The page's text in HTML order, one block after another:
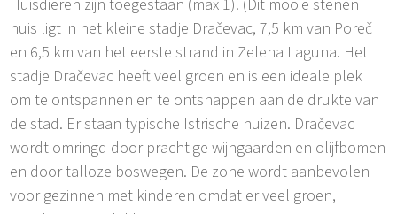
Huisdieren zijn toegestaan (max 1). (Dit mooie stenen
huis ligt in het kleine stadje Dračevac, 7,5 km van Poreč
en 6,5 km van het eerste strand in Zelena Laguna. Het
stadje Dračevac heeft veel groen en is een ideale plek
om te ontspannen en te ontsnappen aan de drukte van
de stad. Er staan typische Istrische huizen. Dračevac
wordt omringd door prachtige wijngaarden en olijfbomen
en door talloze boswegen. De zone wordt aanbevolen
voor gezinnen met kinderen omdat er veel groen,